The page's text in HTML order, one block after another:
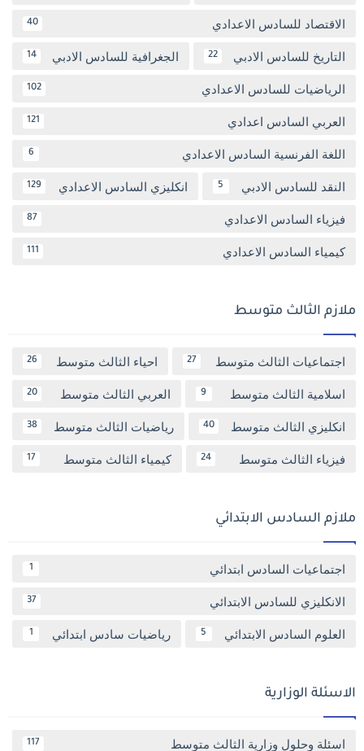
الاقتصاد للسادس الاعدادي 40
التاريخ للسادس الادبي 22 الجغرافية للسادس الادبي 14
الرياضيات للسادس الاعدادي 102
العربي السادس اعدادي 121
اللغة الفرنسية السادس الاعدادي 6
النقد للسادس الادبي 5 انكليزي السادس الاعدادي 129
فيزياء السادس الاعدادي 87
كيمياء السادس الاعدادي 111
ملازم الثالث متوسط
اجتماعيات الثالث متوسط 27 احياء الثالث متوسط 26
اسلامية الثالث متوسط 9 العربي الثالث متوسط 20
انكليزي الثالث متوسط 40 رياضيات الثالث متوسط 38
فيزياء الثالث متوسط 24 كيمياء الثالث متوسط 17
ملازم السادس الابتدائي
اجتماعيات السادس ابتدائي 1
الانكليزي للسادس الابتدائي 37
العلوم السادس الابتدائي 5 رياضيات سادس ابتدائي 1
الاسئلة الوزارية
اسئلة وحلول وزارية الثالث متوسط 117